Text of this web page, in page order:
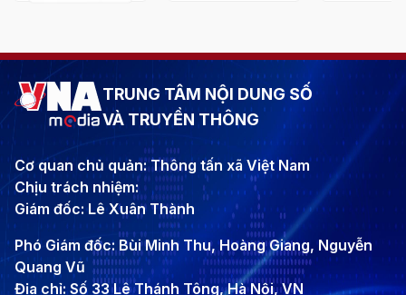
TRUNG TÂM NỘI DUNG SỐ
VÀ TRUYỀN THÔNG
Cơ quan chủ quản: Thông tấn xã Việt Nam
Chịu trách nhiệm:
Giám đốc: Lê Xuân Thành
Phó Giám đốc: Bùi Minh Thu, Hoàng Giang, Nguyễn
Quang Vũ
Địa chỉ: Số 33 Lê Thánh Tông, Hà Nội, VN